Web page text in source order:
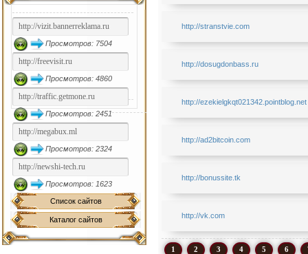
Просмотров: 7504
Просмотров: 4860
Просмотров: 2451
Просмотров: 2324
Просмотров: 1623
Список сайтов
Каталог сайтов
http://stranstvie.com
http://dosugdonbass.ru
http://ezekielgkqt021342.pointblog.net
http://ad2bitcoin.com
http://bonussite.tk
http://vk.com
1 2 3 4 5 6